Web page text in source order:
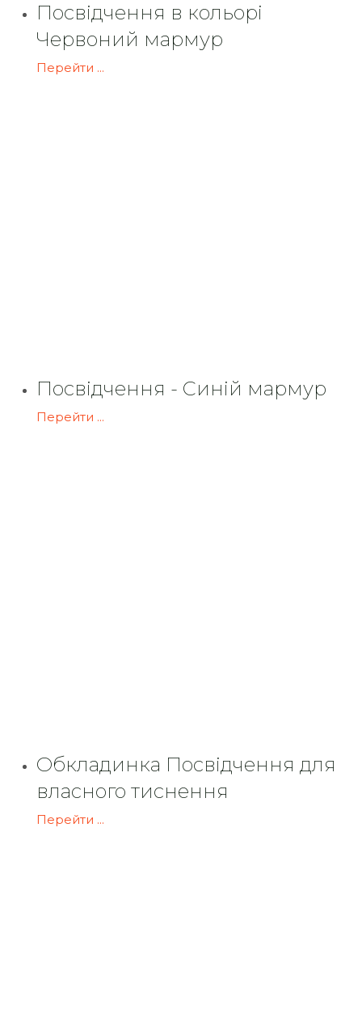
Посвідчення в кольорі
Червоний мармур
Перейти ...
Посвідчення - Синій мармур
Перейти ...
Обкладинка Посвідчення для
власного тиснення
Перейти ...